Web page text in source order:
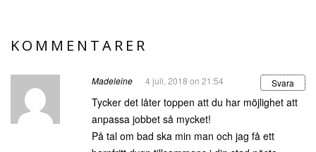
KOMMENTARER
Madeleine 4 juli, 2018 on 21:54 Svara
Tycker det låter toppen att du har möjlighet att
anpassa jobbet så mycket!
På tal om bad ska min man och jag få ett